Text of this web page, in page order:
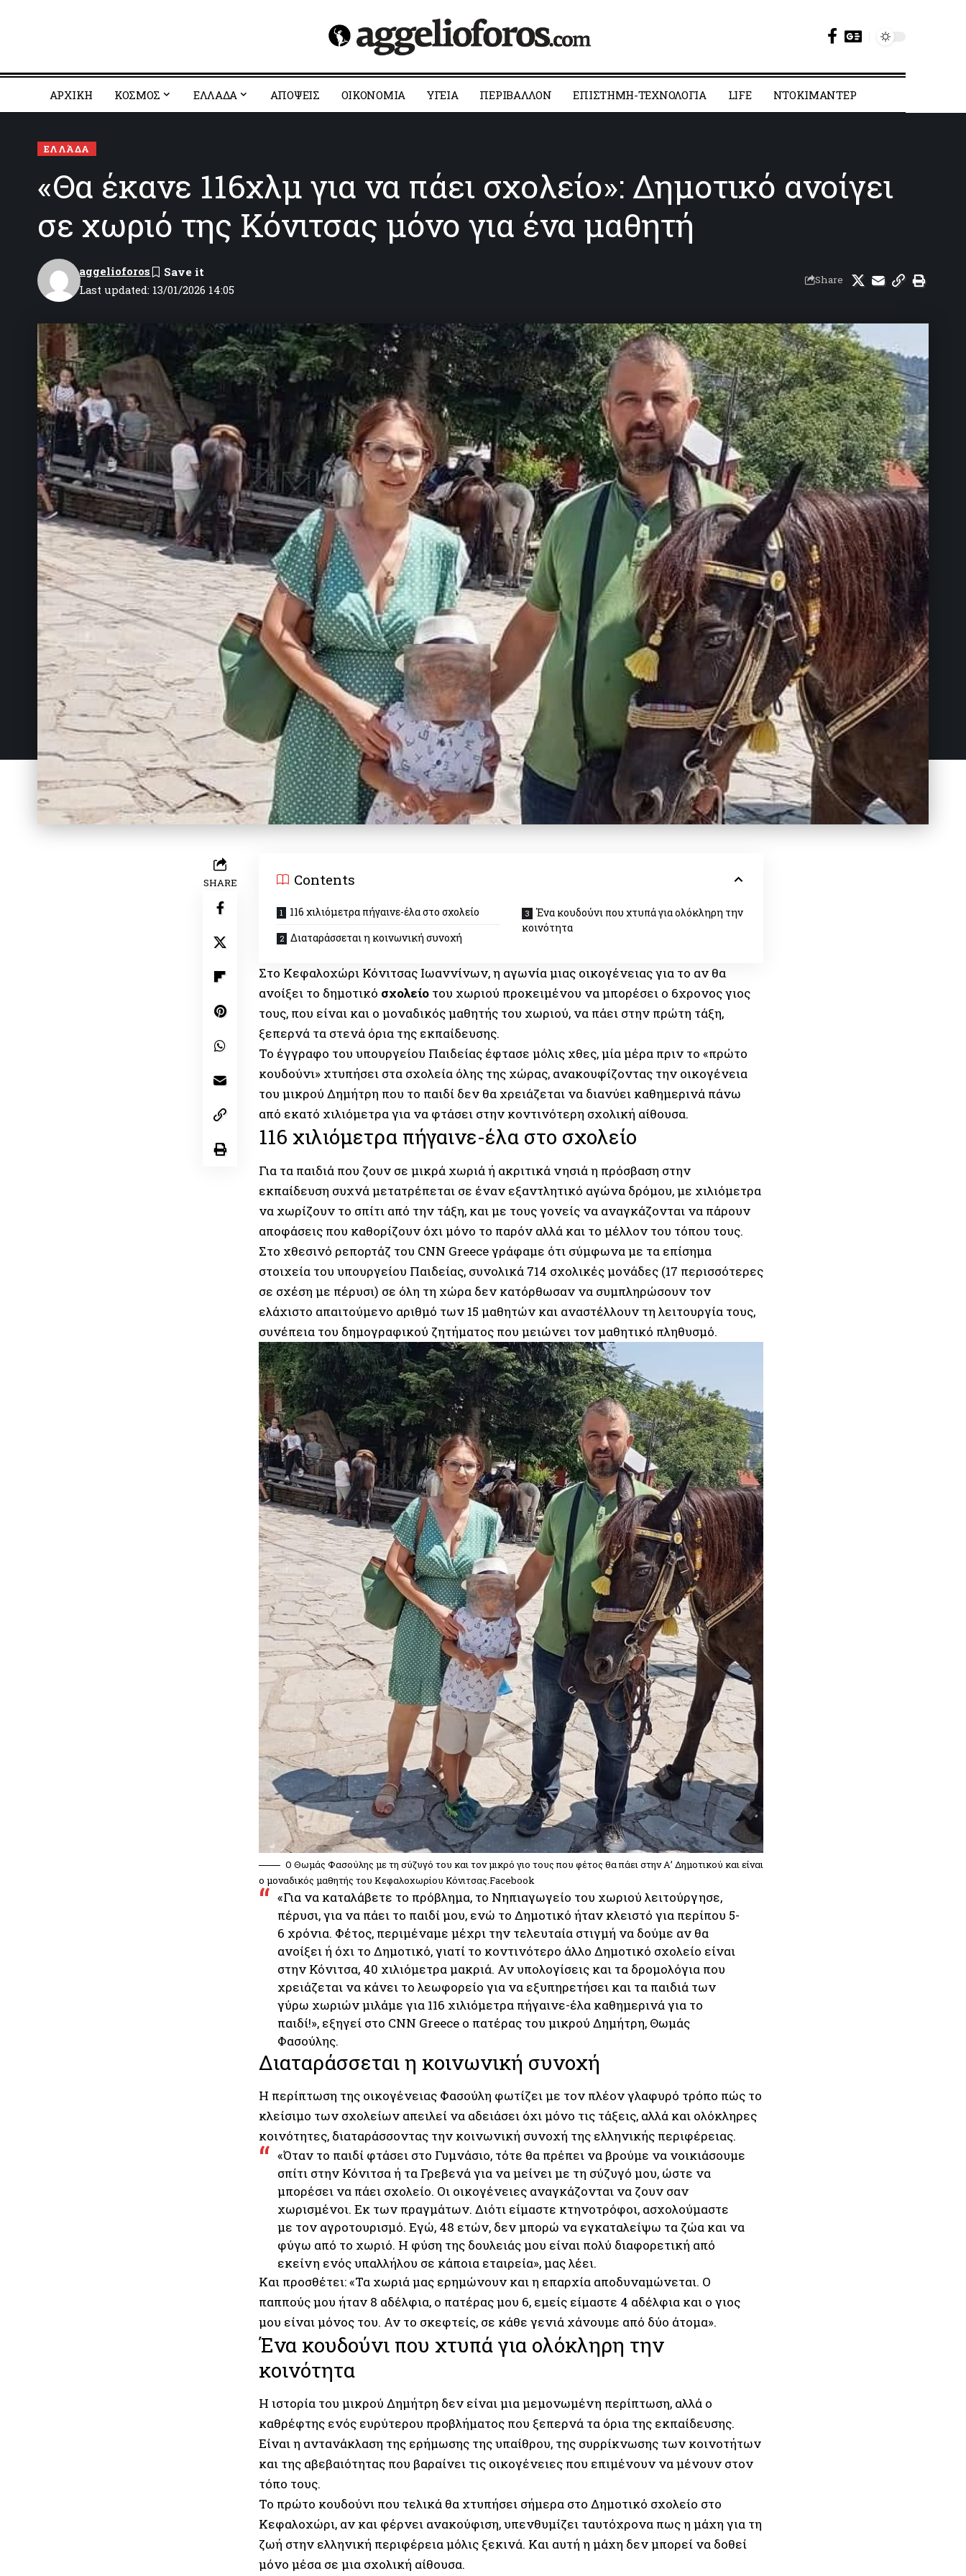
ΑΡΧΙΚΗ ΚΟΣΜΟΣ EΛΛΑΔΑ ΑΠΟΨΕΙΣ ΟΙΚΟΝΟΜΙΑ YΓΕΙΑ ΠΕΡΙΒΑΛΛΟΝ ΕΠΙΣΤΗΜΗ-ΤΕΧΝΟΛΟΓΙΑ LIFE ΝΤΟΚΙΜΑΝΤΕΡ
ΕΛΛΆΔΑ
«Θα έκανε 116χλμ για να πάει σχολείο»: Δημοτικό ανοίγει
σε χωριό της Κόνιτσας μόνο για ένα μαθητή
Last updated: 13/01/2026 14:05
aggelioforos
Share
SHARE Contents
116 χιλιόμετρα πήγαινε-έλα στο σχολείο
Διαταράσσεται η κοινωνική συνοχή
Ένα κουδούνι που χτυπά για ολόκληρη την
κοινότητα
Στο Κεφαλοχώρι Κόνιτσας Ιωαννίνων, η αγωνία μιας οικογένειας για το αν θα
ανοίξει το δημοτικό σχολείο του χωριού προκειμένου να μπορέσει ο 6χρονος γιος
τους, που είναι και ο μοναδικός μαθητής του χωριού, να πάει στην πρώτη τάξη,
ξεπερνά τα στενά όρια της εκπαίδευσης.
Το έγγραφο του υπουργείου Παιδείας έφτασε μόλις χθες, μία μέρα πριν το «πρώτο
κουδούνι» χτυπήσει στα σχολεία όλης της χώρας, ανακουφίζοντας την οικογένεια
του μικρού Δημήτρη που το παιδί δεν θα χρειάζεται να διανύει καθημερινά πάνω
από εκατό χιλιόμετρα για να φτάσει στην κοντινότερη σχολική αίθουσα.
116 χιλιόμετρα πήγαινε-έλα στο σχολείο
Για τα παιδιά που ζουν σε μικρά χωριά ή ακριτικά νησιά η πρόσβαση στην
εκπαίδευση συχνά μετατρέπεται σε έναν εξαντλητικό αγώνα δρόμου, με χιλιόμετρα
να χωρίζουν το σπίτι από την τάξη, και με τους γονείς να αναγκάζονται να πάρουν
αποφάσεις που καθορίζουν όχι μόνο το παρόν αλλά και το μέλλον του τόπου τους.
Στο χθεσινό ρεπορτάζ του CNN Greece γράφαμε ότι σύμφωνα με τα επίσημα
στοιχεία του υπουργείου Παιδείας, συνολικά 714 σχολικές μονάδες (17 περισσότερες
σε σχέση με πέρυσι) σε όλη τη χώρα δεν κατόρθωσαν να συμπληρώσουν τον
ελάχιστο απαιτούμενο αριθμό των 15 μαθητών και αναστέλλουν τη λειτουργία τους,
συνέπεια του δημογραφικού ζητήματος που μειώνει τον μαθητικό πληθυσμό.
Ο Θωμάς Φασούλης με τη σύζυγό του και τον μικρό γιο τους που φέτος θα πάει στην Α’ Δημοτικού και είναι
ο μοναδικός μαθητής του Κεφαλοχωρίου Κόνιτσας.Facebook
«Για να καταλάβετε το πρόβλημα, το Νηπιαγωγείο του χωριού λειτούργησε,
πέρυσι, για να πάει το παιδί μου, ενώ το Δημοτικό ήταν κλειστό για περίπου 5-
6 χρόνια. Φέτος, περιμέναμε μέχρι την τελευταία στιγμή να δούμε αν θα
ανοίξει ή όχι το Δημοτικό, γιατί το κοντινότερο άλλο Δημοτικό σχολείο είναι
στην Κόνιτσα, 40 χιλιόμετρα μακριά. Αν υπολογίσεις και τα δρομολόγια που
χρειάζεται να κάνει το λεωφορείο για να εξυπηρετήσει και τα παιδιά των
γύρω χωριών μιλάμε για 116 χιλιόμετρα πήγαινε-έλα καθημερινά για το
παιδί!», εξηγεί στο CNN Greece ο πατέρας του μικρού Δημήτρη, Θωμάς
Φασούλης.
Διαταράσσεται η κοινωνική συνοχή
Η περίπτωση της οικογένειας Φασούλη φωτίζει με τον πλέον γλαφυρό τρόπο πώς το
κλείσιμο των σχολείων απειλεί να αδειάσει όχι μόνο τις τάξεις, αλλά και ολόκληρες
κοινότητες, διαταράσσοντας την κοινωνική συνοχή της ελληνικής περιφέρειας.
«Όταν το παιδί φτάσει στο Γυμνάσιο, τότε θα πρέπει να βρούμε να νοικιάσουμε
σπίτι στην Κόνιτσα ή τα Γρεβενά για να μείνει με τη σύζυγό μου, ώστε να
μπορέσει να πάει σχολείο. Οι οικογένειες αναγκάζονται να ζουν σαν
χωρισμένοι. Εκ των πραγμάτων. Διότι είμαστε κτηνοτρόφοι, ασχολούμαστε
με τον αγροτουρισμό. Εγώ, 48 ετών, δεν μπορώ να εγκαταλείψω τα ζώα και να
φύγω από το χωριό. Η φύση της δουλειάς μου είναι πολύ διαφορετική από
εκείνη ενός υπαλλήλου σε κάποια εταιρεία», μας λέει.
Και προσθέτει: «Τα χωριά μας ερημώνουν και η επαρχία αποδυναμώνεται. Ο
παππούς μου ήταν 8 αδέλφια, ο πατέρας μου 6, εμείς είμαστε 4 αδέλφια και ο γιος
μου είναι μόνος του. Αν το σκεφτείς, σε κάθε γενιά χάνουμε από δύο άτομα».
Ένα κουδούνι που χτυπά για ολόκληρη την
κοινότητα
Η ιστορία του μικρού Δημήτρη δεν είναι μια μεμονωμένη περίπτωση, αλλά ο
καθρέφτης ενός ευρύτερου προβλήματος που ξεπερνά τα όρια της εκπαίδευσης.
Είναι η αντανάκλαση της ερήμωσης της υπαίθρου, της συρρίκνωσης των κοινοτήτων
και της αβεβαιότητας που βαραίνει τις οικογένειες που επιμένουν να μένουν στον
τόπο τους.
Το πρώτο κουδούνι που τελικά θα χτυπήσει σήμερα στο Δημοτικό σχολείο στο
Κεφαλοχώρι, αν και φέρνει ανακούφιση, υπενθυμίζει ταυτόχρονα πως η μάχη για τη
ζωή στην ελληνική περιφέρεια μόλις ξεκινά. Και αυτή η μάχη δεν μπορεί να δοθεί
μόνο μέσα σε μια σχολική αίθουσα.